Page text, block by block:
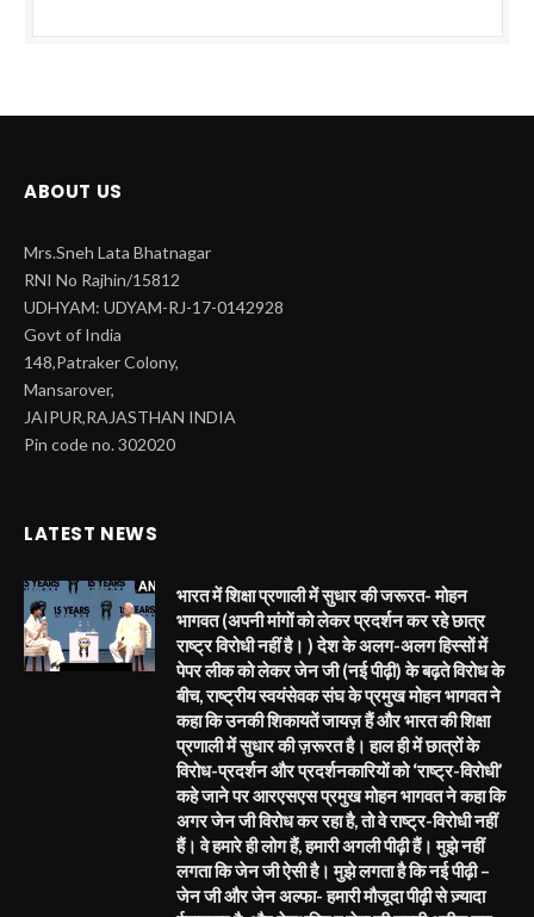
ABOUT US
Mrs.Sneh Lata Bhatnagar
RNI No Rajhin/15812
UDHYAM: UDYAM-RJ-17-0142928
Govt of India
148,Patraker Colony,
Mansarover,
JAIPUR,RAJASTHAN INDIA
Pin code no. 302020
LATEST NEWS
भारत में शिक्षा प्रणाली में सुधार की जरूरत- मोहन
भागवत (अपनी मांगों को लेकर प्रदर्शन कर रहे छात्र
राष्ट्र विरोधी नहीं है। ) देश के अलग-अलग हिस्सों में
पेपर लीक को लेकर जेन जी (नई पीढ़ी) के बढ़ते विरोध के
बीच, राष्ट्रीय स्वयंसेवक संघ के प्रमुख मोहन भागवत ने
कहा कि उनकी शिकायतें जायज़ हैं और भारत की शिक्षा
प्रणाली में सुधार की ज़रूरत है। हाल ही में छात्रों के
विरोध-प्रदर्शन और प्रदर्शनकारियों को ‘राष्ट्र-विरोधी’
कहे जाने पर आरएसएस प्रमुख मोहन भागवत ने कहा कि
अगर जेन जी विरोध कर रहा है, तो वे राष्ट्र-विरोधी नहीं
हैं। वे हमारे ही लोग हैं, हमारी अगली पीढ़ी हैं। मुझे नहीं
लगता कि जेन जी ऐसी है। मुझे लगता है कि नई पीढ़ी –
जेन जी और जेन अल्फा- हमारी मौजूदा पीढ़ी से ज़्यादा